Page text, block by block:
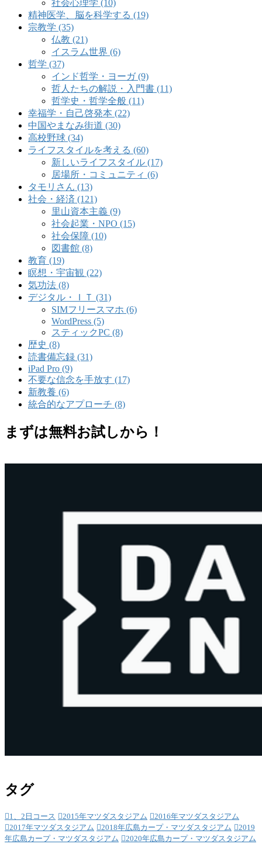
社会心理学 (10)
精神医学、脳を科学する (19)
宗教学 (35)
仏教 (21)
イスラム世界 (6)
哲学 (37)
インド哲学・ヨーガ (9)
哲人たちの解説・入門書 (11)
哲学史・哲学全般 (11)
幸福学・自己啓発本 (22)
中国やまなみ街道 (30)
高校野球 (34)
ライフスタイルを考える (60)
新しいライフスタイル (17)
居場所・コミュニティ (6)
タモリさん (13)
社会・経済 (121)
里山資本主義 (9)
社会起業・NPO (15)
社会保障 (10)
図書館 (8)
教育 (19)
瞑想・宇宙観 (22)
気功法 (8)
デジタル・ＩＴ (31)
SIMフリースマホ (6)
WordPress (5)
スティックPC (8)
歴史 (8)
読書備忘録 (31)
iPad Pro (9)
不要な信念を手放す (17)
新教養 (6)
統合的なアプローチ (8)
まずは無料お試しから！
タグ
1、2日コース 2015年マツダスタジアム
2016年マツダスタジアム
2017年マツダスタジアム
2018年広島カープ・マツダスタジアム
2019
年広島カープ・マツダスタジアム
2020年広島カープ・マツダスタジアム